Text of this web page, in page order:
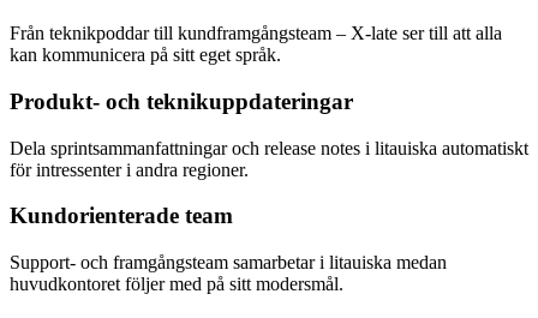
Från teknikpoddar till kundframgångsteam – X-late ser till att alla
kan kommunicera på sitt eget språk.
Produkt- och teknikuppdateringar
Dela sprintsammanfattningar och release notes i litauiska automatiskt
för intressenter i andra regioner.
Kundorienterade team
Support- och framgångsteam samarbetar i litauiska medan
huvudkontoret följer med på sitt modersmål.